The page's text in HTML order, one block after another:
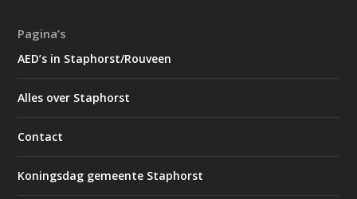
Pagina’s
AED’s in Staphorst/Rouveen
Alles over Staphorst
Contact
Koningsdag gemeente Staphorst